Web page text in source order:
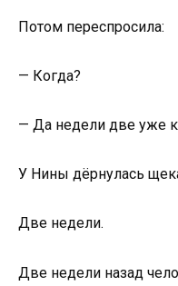
Потом переспросила:
— Когда?
— Да недели две уже
У Нины дёрнулась
Две недели.
Две недели назад